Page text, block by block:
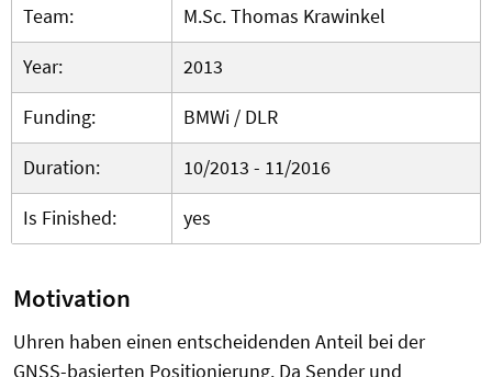
Team:
M.Sc. Thomas Krawinkel
Year:
2013
Funding:
BMWi / DLR
Duration:
10/2013 - 11/2016
Is Finished:
yes
Motivation
Uhren haben einen entscheidenden Anteil bei der
GNSS-basierten Positionierung. Da Sender und